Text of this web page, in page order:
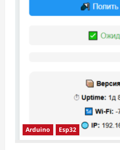
Arduino Esp32